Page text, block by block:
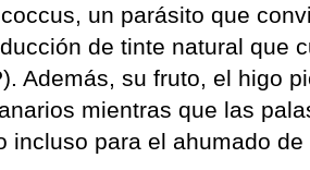
un parásito que
de tinte natural que
Además, su fruto, el higo
mientras que las
para el ahumado de